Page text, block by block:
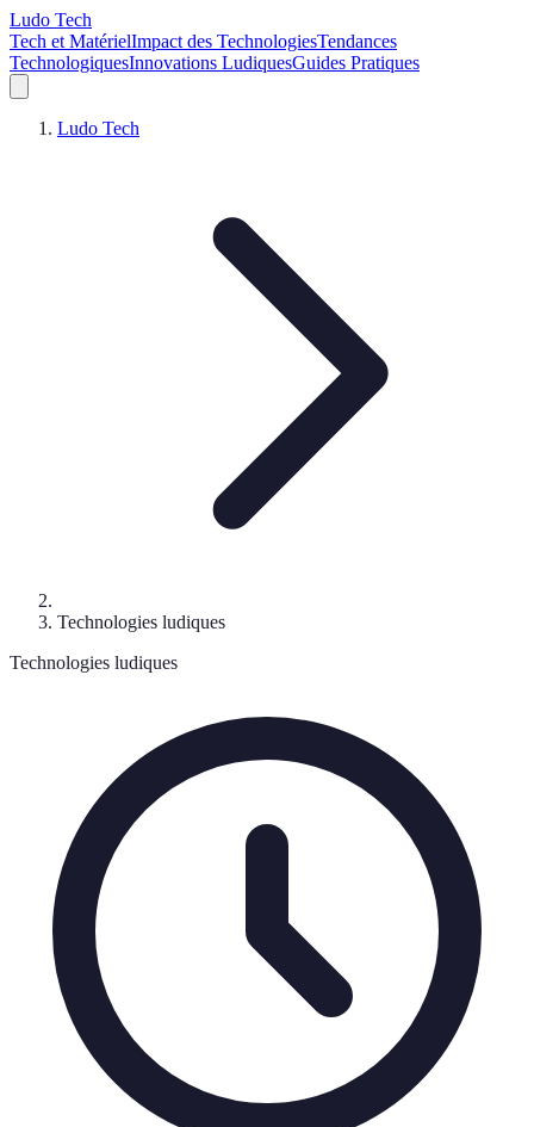
Ludo Tech
Tech et MatérielImpact des TechnologiesTendances
TechnologiquesInnovations LudiquesGuides Pratiques
Ludo Tech
Technologies ludiques
Technologies ludiques